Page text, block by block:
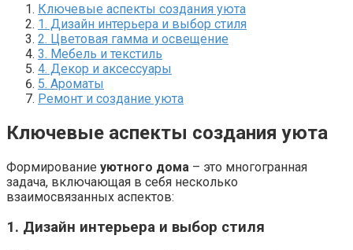
Ключевые аспекты создания уюта
1. Дизайн интерьера и выбор стиля
2. Цветовая гамма и освещение
3. Мебель и текстиль
4. Декор и аксессуары
5. Ароматы
Ремонт и создание уюта
Ключевые аспекты создания уюта
Формирование уютного дома – это многогранная
задача, включающая в себя несколько
взаимосвязанных аспектов:
1. Дизайн интерьера и выбор стиля